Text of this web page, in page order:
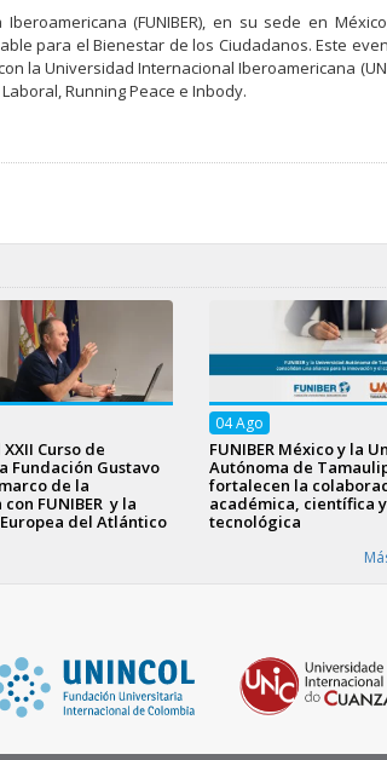
(FUNIBER), en su sede en
para el Bienestar de los Ciudadanos. Este
la Universidad Internacional Iberoamericana
Running Peace e Inbody.
Curso de
Fundación Gustavo
de la
FUNIBER y la
del Atlántico
04Ago
FUNIBER México y la
Autónoma de
fortalecen la
académica, científica y
tecnológica